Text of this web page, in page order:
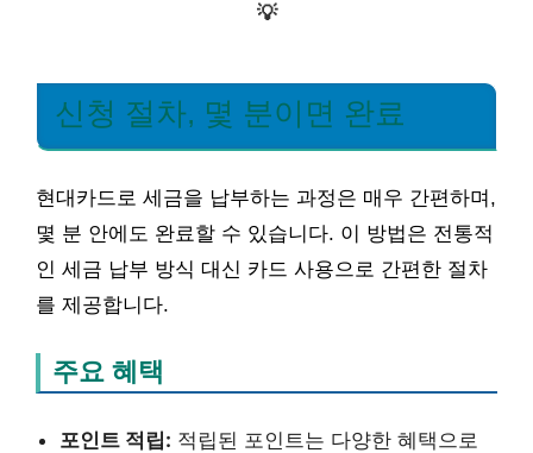
💡
신청 절차, 몇 분이면 완료
현대카드로 세금을 납부하는 과정은 매우 간편하며,
몇 분 안에도 완료할 수 있습니다. 이 방법은 전통적
인 세금 납부 방식 대신 카드 사용으로 간편한 절차
를 제공합니다.
주요 혜택
포인트 적립: 적립된 포인트는 다양한 혜택으로